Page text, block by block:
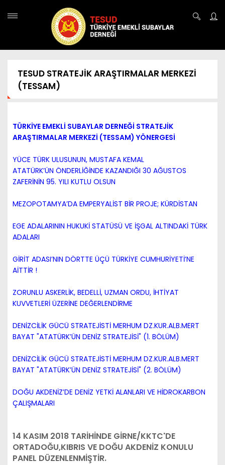
TESUD STRATEJİK ARAŞTIRMALAR MERKEZİ
(TESSAM)
TÜRKİYE EMEKLİ SUBAYLAR DERNEĞİ STRATEJİK
ARAŞTIRMALAR MERKEZİ (TESSAM)YÖNERGESİ
YÜCE TÜRK ULUSUNUN, MUSTAFA KEMAL
ATATÜRK’ÜN ÖNDERLİĞİNDE KAZANDIĞI 30 AĞUSTOS
ZAFERİNİN 95. YILI KUTLU OLSUN
MEZOPOTAMYA’DA EMPERYALİST BİR PROJE; KÜRDİSTAN
EGE ADALARININ HUKUKİ STATÜSÜ VE İŞGAL ALTINDAKİ TÜRK
ADALARI
GİRİT ADASI’NIN DÖRTTE ÜÇÜ TÜRKİYE CUMHURİYETİ’NE
AİTTİR !
ZORUNLU ASKERLİK, BEDELLİ, UZMAN ORDU, İHTİYAT
KUVVETLERİ ÜZERİNE DEĞERLENDİRME
DENİZCİLİK GÜCÜ STRATEJİSTİ MERHUM DZ.KUR.ALB.MERT
BAYAT "ATATÜRK’ÜN DENİZ STRATEJİSİ" (1. BÖLÜM)
DENİZCİLİK GÜCÜ STRATEJİSTİ MERHUM DZ.KUR.ALB.MERT
BAYAT "ATATÜRK’ÜN DENİZ STRATEJİSİ" (2. BÖLÜM)
DOĞU AKDENİZ’DE DENİZ YETKİ ALANLARI VE HİDROKARBON
ÇALIŞMALARI
14 KASIM 2018 TARİHİNDE GİRNE/KKTC'DE
ORTADOĞU,KIBRIS VE DOĞU AKDENİZ KONULU
PANEL DÜZENLENMİŞTİR.